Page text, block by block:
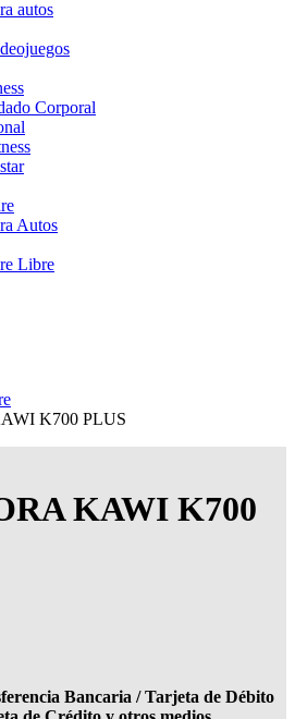
autos
Corporal
Autos
Libre
K700 PLUS
KAWI K700
Bancaria / Tarjeta de Débito